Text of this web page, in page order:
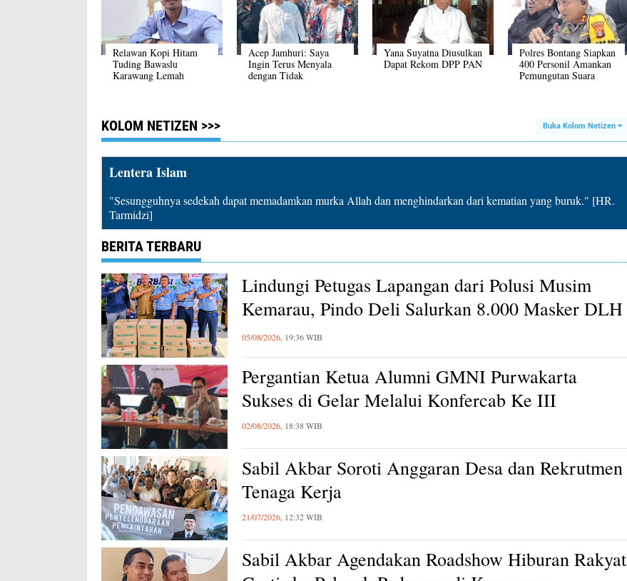
Relawan Kopi Hitam
Tuding Bawaslu
Karawang Lemah
Acep Jamhuri: Saya
Ingin Terus Menyala
dengan Tidak
Yana Suyatna Diusulkan
Dapat Rekom DPP PAN
Polres Bontang Siapkan
400 Personil Amankan
Pemungutan Suara
KOLOM NETIZEN >>> Buka Kolom Netizen
Lentera Islam
"Sesungguhnya sedekah dapat memadamkan murka Allah dan menghindarkan dari kematian yang buruk." [HR.
Tarmidzi]
BERITA TERBARU
Lindungi Petugas Lapangan dari Polusi Musim
Kemarau, Pindo Deli Salurkan 8.000 Masker DLH
Karawang
05/08/2026, 19:36 WIB
Pergantian Ketua Alumni GMNI Purwakarta
Sukses di Gelar Melalui Konfercab Ke III
02/08/2026, 18:38 WIB
Sabil Akbar Soroti Anggaran Desa dan Rekrutmen
Tenaga Kerja
21/07/2026, 12:32 WIB
Sabil Akbar Agendakan Roadshow Hiburan Rakyat